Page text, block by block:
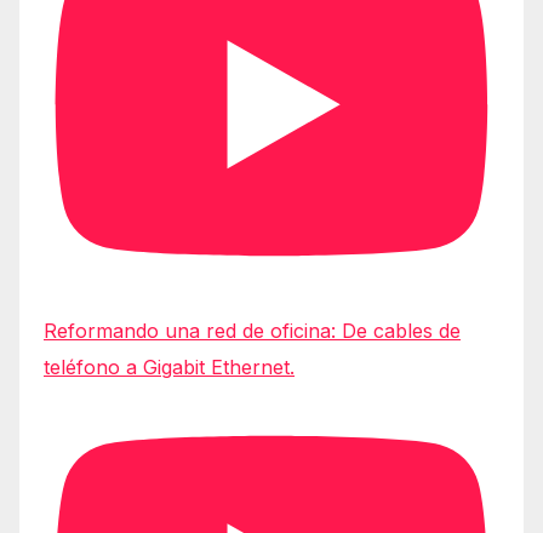
Reformando una red de oficina: De cables de
teléfono a Gigabit Ethernet.